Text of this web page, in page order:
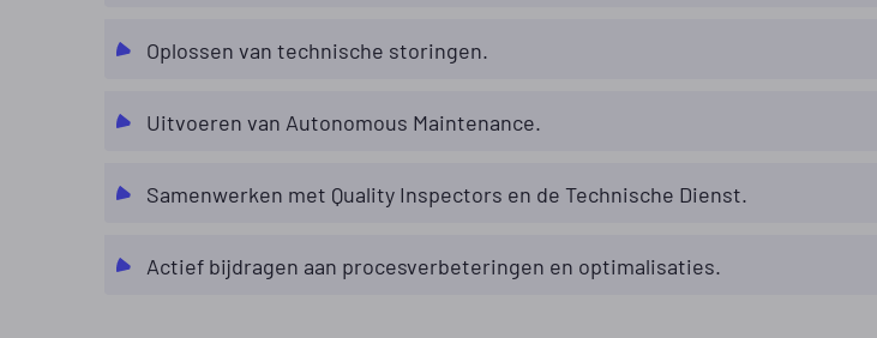
Oplossen van technische storingen.
Uitvoeren van Autonomous Maintenance.
Samenwerken met Quality Inspectors en de Technische Dienst.
Actief bijdragen aan procesverbeteringen en optimalisaties.